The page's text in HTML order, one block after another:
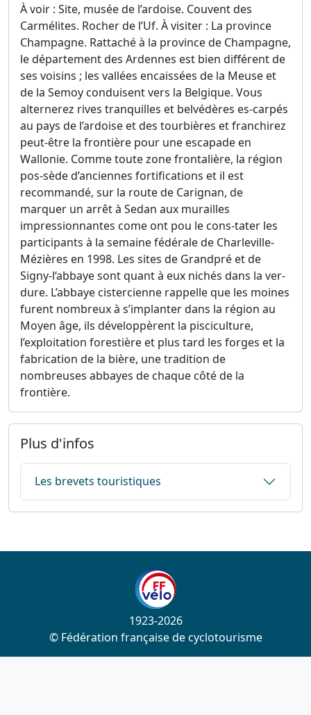
À voir : Site, musée de l’ardoise. Couvent des
Carmélites. Rocher de l’Uf. À visiter : La province
Champagne. Rattaché à la province de Champagne,
le département des Ardennes est bien différent de
ses voisins ; les vallées encaissées de la Meuse et
de la Semoy conduisent vers la Belgique. Vous
alternerez rives tranquilles et belvédères es-carpés
au pays de l’ardoise et des tourbières et franchirez
peut-être la frontière pour une escapade en
Wallonie. Comme toute zone frontalière, la région
pos-sède d’anciennes fortifications et il est
recommandé, sur la route de Carignan, de
marquer un arrêt à Sedan aux murailles
impressionnantes come ont pou le cons-tater les
participants à la semaine fédérale de Charleville-
Mézières en 1998. Les sites de Grandpré et de
Signy-l‘abbaye sont quant à eux nichés dans la ver-
dure. L’abbaye cistercienne rappelle que les moines
furent nombreux à s’implanter dans la région au
Moyen âge, ils développèrent la pisciculture,
l’exploitation forestière et plus tard les forges et la
fabrication de la bière, une tradition de
nombreuses abbayes de chaque côté de la
frontière.
Plus d'infos
Les brevets touristiques
1923-2026
© Fédération française de cyclotourisme